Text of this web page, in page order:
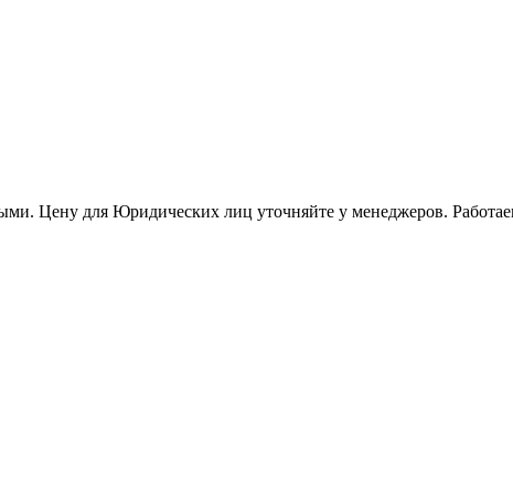
Цену для Юридических лиц уточняйте у менеджеров.